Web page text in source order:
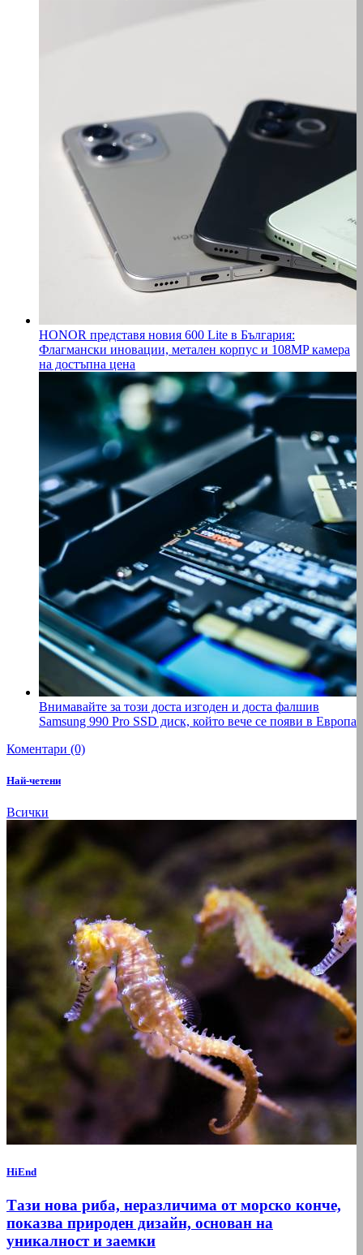
HONOR представя новия 600 Lite в България:
Флагмански иновации, метален корпус и 108MP камера
на достъпна цена
Внимавайте за този доста изгоден и доста фалшив
Samsung 990 Pro SSD диск, който вече се появи в Европа
Коментари (0)
Най-четени
Всички
HiEnd
Тази нова риба, неразличима от морско конче,
показва природен дизайн, основан на
уникалност и заемки